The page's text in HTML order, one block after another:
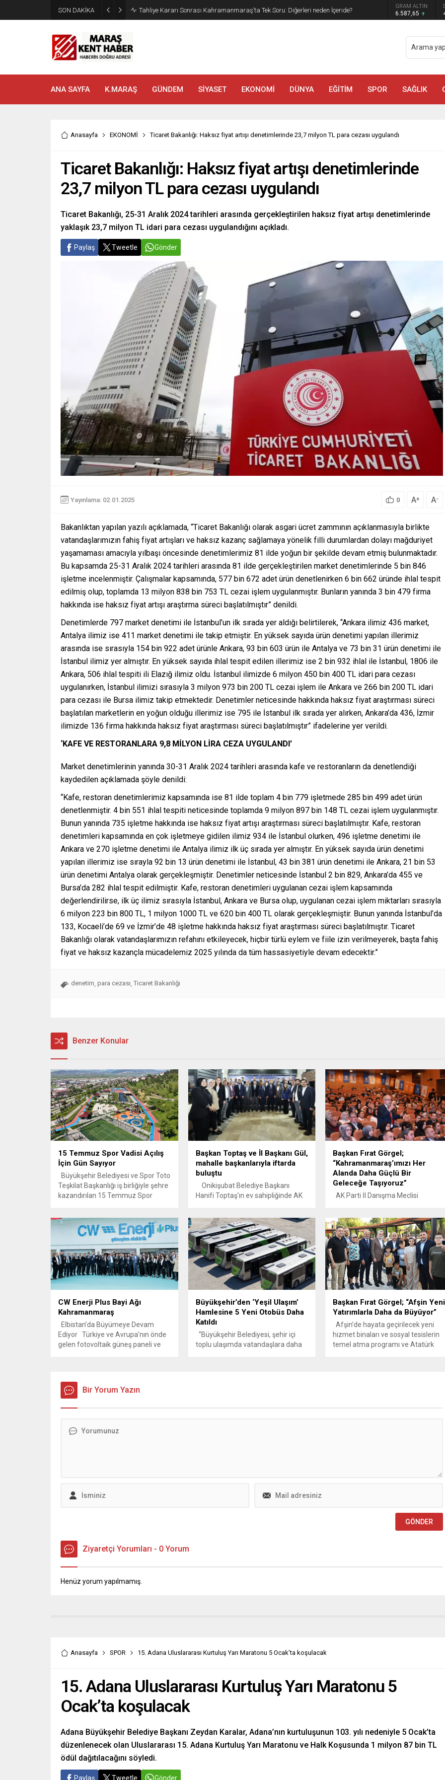
SON DAKİKA Tahliye Kararı Sonrası Kahramanmaraş’ta Tek Soru: Diğerleri neden İçeride? GRAM ALTIN
6.587,65
ANA SAYFA K.MARAŞ GÜNDEM SİYASET EKONOMİ DÜNYA EĞİTİM SPOR SAĞLIK
Anasayfa EKONOMİ Ticaret Bakanlığı: Haksız fiyat artışı denetimlerinde 23,7 milyon TL para cezası uygulandı
Ticaret Bakanlığı: Haksız fiyat artışı denetimlerinde
23,7 milyon TL para cezası uygulandı
Ticaret Bakanlığı, 25-31 Aralık 2024 tarihleri arasında gerçekleştirilen haksız fiyat artışı denetimlerinde
yaklaşık 23,7 milyon TL idari para cezası uygulandığını açıkladı.
Paylaş Tweetle Gönder
Yayınlama: 02.01.2025 0 A+ A-
Bakanlıktan yapılan yazılı açıklamada, “Ticaret Bakanlığı olarak asgari ücret zammının açıklanmasıyla birlikte
vatandaşlarımızın fahiş fiyat artışları ve haksız kazanç sağlamaya yönelik filli durumlardan dolayı mağduriyet
yaşamaması amacıyla yılbaşı öncesinde denetimlerimiz 81 ilde yoğun bir şekilde devam etmiş bulunmaktadır.
Bu kapsamda 25-31 Aralık 2024 tarihleri arasında 81 ilde gerçekleştirilen market denetimlerinde 5 bin 846
işletme incelenmiştir. Çalışmalar kapsamında, 577 bin 672 adet ürün denetlenirken 6 bin 662 üründe ihlal tespit
edilmiş olup, toplamda 13 milyon 838 bin 753 TL cezai işlem uygulanmıştır. Bunların yanında 3 bin 479 firma
hakkında ise haksız fiyat artışı araştırma süreci başlatılmıştır” denildi.
Denetimlerde 797 market denetimi ile İstanbul’un ilk sırada yer aldığı belirtilerek, “Ankara ilimiz 436 market,
Antalya ilimiz ise 411 market denetimi ile takip etmiştir. En yüksek sayıda ürün denetimi yapılan illerimiz
arasında ise sırasıyla 154 bin 922 adet ürünle Ankara, 93 bin 603 ürün ile Antalya ve 73 bin 31 ürün denetimi ile
İstanbul ilimiz yer almıştır. En yüksek sayıda ihlal tespit edilen illerimiz ise 2 bin 932 ihlal ile İstanbul, 1806 ile
Ankara, 506 ihlal tespiti ili Elazığ ilimiz oldu. İstanbul ilimizde 6 milyon 450 bin 400 TL idari para cezası
uygulanırken, İstanbul ilimizi sırasıyla 3 milyon 973 bin 200 TL cezai işlem ile Ankara ve 266 bin 200 TL idari
para cezası ile Bursa ilimiz takip etmektedir. Denetimler neticesinde hakkında haksız fiyat araştırması süreci
başlatılan marketlerin en yoğun olduğu illerimiz ise 795 ile İstanbul ilk sırada yer alırken, Ankara’da 436, İzmir
ilimizde 136 firma hakkında haksız fiyat araştırması süreci başlatılmıştır” ifadelerine yer verildi.
‘KAFE VE RESTORANLARA 9,8 MİLYON LİRA CEZA UYGULANDI’
Market denetimlerinin yanında 30-31 Aralık 2024 tarihleri arasında kafe ve restoranların da denetlendiği
kaydedilen açıklamada şöyle denildi:
“Kafe, restoran denetimlerimiz kapsamında ise 81 ilde toplam 4 bin 779 işletmede 285 bin 499 adet ürün
denetlenmiştir. 4 bin 551 ihlal tespiti neticesinde toplamda 9 milyon 897 bin 148 TL cezai işlem uygulanmıştır.
Bunun yanında 735 işletme hakkında ise haksız fiyat artışı araştırması süreci başlatılmıştır. Kafe, restoran
denetimleri kapsamında en çok işletmeye gidilen ilimiz 934 ile İstanbul olurken, 496 işletme denetimi ile
Ankara ve 270 işletme denetimi ile Antalya ilimiz ilk üç sırada yer almıştır. En yüksek sayıda ürün denetimi
yapılan illerimiz ise sırayla 92 bin 13 ürün denetimi ile İstanbul, 43 bin 381 ürün denetimi ile Ankara, 21 bin 53
ürün denetimi Antalya olarak gerçekleşmiştir. Denetimler neticesinde İstanbul 2 bin 829, Ankara’da 455 ve
Bursa’da 282 ihlal tespit edilmiştir. Kafe, restoran denetimleri uygulanan cezai işlem kapsamında
değerlendirilirse, ilk üç ilimiz sırasıyla İstanbul, Ankara ve Bursa olup, uygulanan cezai işlem miktarları sırasıyla
6 milyon 223 bin 800 TL, 1 milyon 1000 TL ve 620 bin 400 TL olarak gerçekleşmiştir. Bunun yanında İstanbul’da
133, Kocaeli’de 69 ve İzmir’de 48 işletme hakkında haksız fiyat araştırması süreci başlatılmıştır. Ticaret
Bakanlığı olarak vatandaşlarımızın refahını etkileyecek, hiçbir türlü eylem ve fiile izin verilmeyerek, başta fahiş
fiyat ve haksız kazançla mücadelemiz 2025 yılında da tüm hassasiyetiyle devam edecektir.”
denetim, para cezası, Ticaret Bakanlığı
Benzer Konular
15 Temmuz Spor Vadisi Açılış
İçin Gün Sayıyor
Büyükşehir Belediyesi ve Spor Toto
Teşkilat Başkanlığı iş birliğiyle şehre
kazandırılan 15 Temmuz Spor
süre içerisinde hizmete açılarak
misafirlerini ağırlamaya başlayacak.
Kahramanmaraş Büyükşehir
Belediyesi, Başkan Fırat Görgel
öncülüğünde şehri bir “spor şehri”
kimliğine kavuşturma hedefi
doğrultusunda yatırımlarını hız
Başkan Toptaş ve İl Başkanı Gül,
mahalle başkanlarıyla iftarda
buluştu
Onikişubat Belediye Başkanı
Hanifi Toptaş’ın ev sahipliğinde AK
Durdu Safa Kekeç’in katılımıyla
düzenlenen iftar programı, AK
Parti’nin Onikişubat ilçesindeki
mahalle başkanlarını bir araya
getirdi. Hane ziyaretleri ve iftar
programlarıyla Ramazan-ı Şerif’i
dolu dolu geçiren Onikişubat
Başkan Fırat Görgel;
“Kahramanmaraş’ımızı Her
Alanda Daha Güçlü Bir
Geleceğe Taşıyoruz”
AK Parti İl Danışma Meclisi
yapılanma sürecinde şehrimizin
ihtiyaçlarını önceleyen hem bugünü
hem de yarını gözeten projelerimizi
kararlılıkla sürdürüyoruz. Ortak aklı
esas alarak, teşkilatımızla uyum
içinde çalışmalarımıza devam
edeceğiz. Hedefimiz;
daha dirençli ve herkes için daha
güçlü bir şehir...
CW Enerji Plus Bayi Ağı
Kahramanmaraş
Elbistan’da Büyümeye Devam
Ediyor Türkiye ve Avrupa’nın önde
gelen fotovoltaik güneş paneli ve
devam ediyor. İş ortaklarına teknik
destek, güçlü altyapı ve daha verimli
Büyükşehir’den ‘Yeşil Ulaşım’
Hamlesine 5 Yeni Otobüs Daha
Katıldı
“Büyükşehir Belediyesi, şehir içi
toplu ulaşımda vatandaşlara daha
Başkan Fırat Görgel; “Afşin Yeni
Yatırımlarla Daha da Büyüyor”
Afşin’de hayata geçirilecek yeni
hizmet binaları ve sosyal tesislerin
temel atma programı ve Atatürk
Bir Yorum Yazın
Ziyaretçi Yorumları - 0 Yorum
Henüz yorum yapılmamış.
Anasayfa SPOR 15. Adana Uluslararası Kurtuluş Yarı Maratonu 5 Ocak’ta koşulacak
15. Adana Uluslararası Kurtuluş Yarı Maratonu 5
Ocak’ta koşulacak
Adana Büyükşehir Belediye Başkanı Zeydan Karalar, Adana’nın kurtuluşunun 103. yılı nedeniyle 5 Ocak’ta
düzenlenecek olan Uluslararası 15. Adana Kurtuluş Yarı Maratonu ve Halk Koşusunda 1 milyon 87 bin TL
ödül dağıtılacağını söyledi.
Paylaş Tweetle Gönder